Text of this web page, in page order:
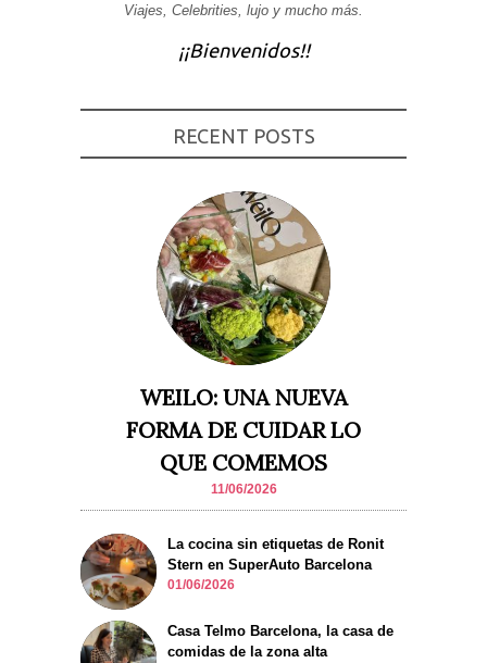
Viajes, Celebrities, lujo y mucho más.
¡¡Bienvenidos!!
RECENT POSTS
WEILO: UNA NUEVA
FORMA DE CUIDAR LO
QUE COMEMOS
11/06/2026
La cocina sin etiquetas de Ronit
Stern en SuperAuto Barcelona
01/06/2026
Casa Telmo Barcelona, la casa de
comidas de la zona alta